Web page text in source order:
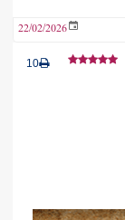
22/02/2026
10